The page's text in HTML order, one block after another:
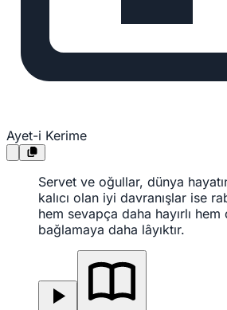
Ayet-i Kerime
Servet ve oğullar, dünya
kalıcı olan iyi davranışlar ise
hem sevapça daha hayırlı hem
bağlamaya daha lâyıktır.